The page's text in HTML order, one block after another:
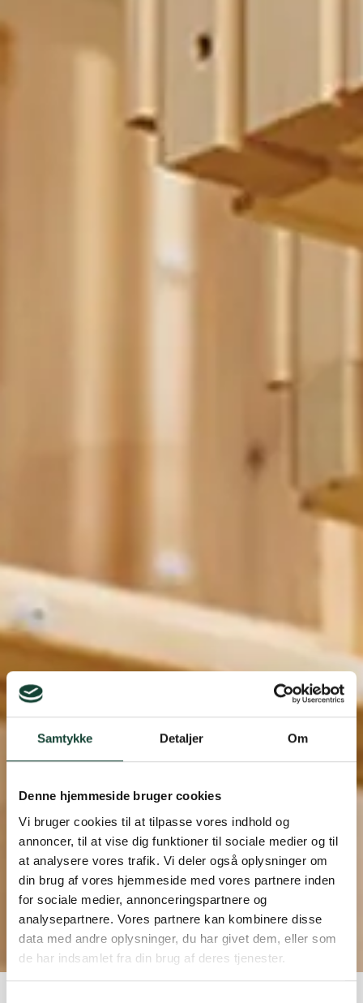
Samtykke Detaljer Om
Denne hjemmeside bruger cookies
Vi bruger cookies til at tilpasse vores indhold og
annoncer, til at vise dig funktioner til sociale medier og til
at analysere vores trafik. Vi deler også oplysninger om
din brug af vores hjemmeside med vores partnere inden
for sociale medier, annonceringspartnere og
analysepartnere. Vores partnere kan kombinere disse
data med andre oplysninger, du har givet dem, eller som
de har indsamlet fra din brug af deres tjenester.
Snittegninger
Låssekasse afstand